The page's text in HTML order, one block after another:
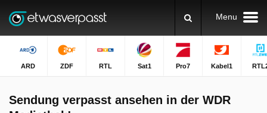
Menu
ARD ZDF RTL Sat1 Pro7 Kabel1
Sendung verpasst ansehen in der WDR